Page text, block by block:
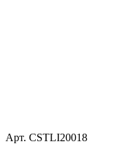
Арт. CSTLI20018